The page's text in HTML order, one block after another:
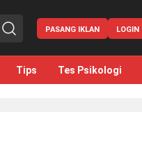
PASANG IKLAN LOGIN
Tips Tes Psikologi